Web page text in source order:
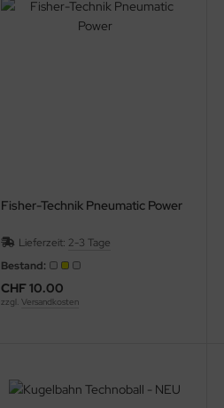
Fisher-Technik Pneumatic Power
Lieferzeit: 2-3 Tage
Bestand:
CHF 10.00
zzgl. Versandkosten